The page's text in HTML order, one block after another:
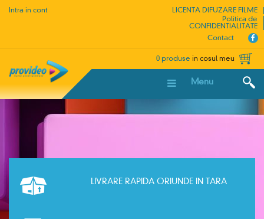
Intra in cont
LICENTA DIFUZARE FILME
Politica de
CONFIDENTIALITATE
Contact
0 produse in cosul meu
Menu
LIVRARE RAPIDA ORIUNDE IN TARA